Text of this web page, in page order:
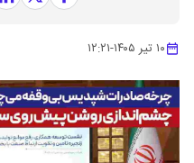
۱۰ تیر ۱۴۰۵ -۱۲:۲۱